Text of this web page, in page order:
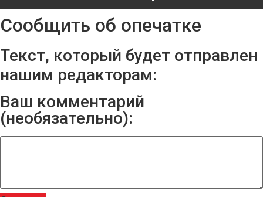
Сообщить об опечатке
Текст, который будет отправлен
нашим редакторам:
Ваш комментарий
(необязательно):